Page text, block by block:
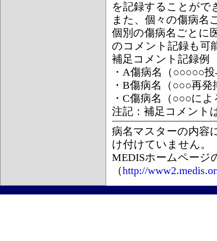
を記録することがで
また、個々の傷病名
個別の傷病名ごとに
のコメント記録も可
補足コメント記録例
・A傷病名（○○○○○
・B傷病名（○○○再
・C傷病名（○○○に
注記：補足コメント
病名マスターの内容
け付けていません。
MEDISホームページ
（http://